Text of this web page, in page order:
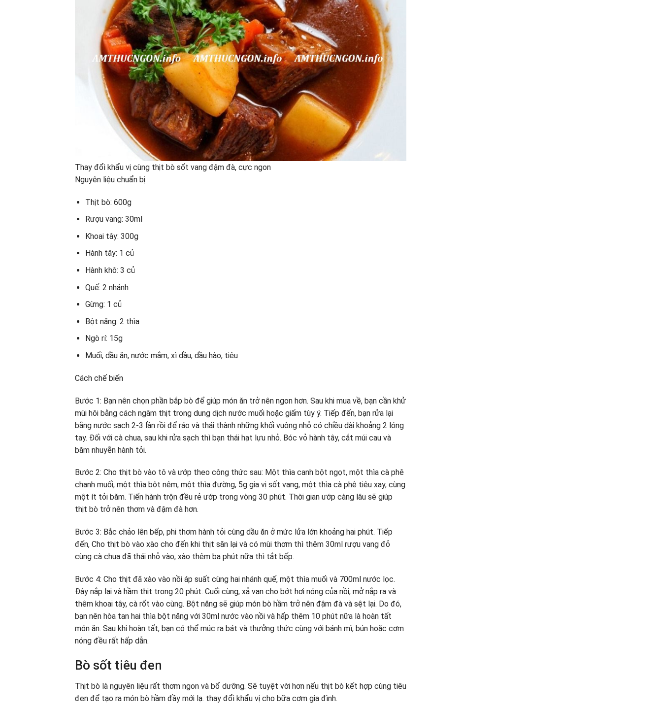
Thay đổi khẩu vị cùng thịt bò sốt vang đậm đà, cực ngon
Nguyên liệu chuẩn bị
Thịt bò: 600g
Rượu vang: 30ml
Khoai tây: 300g
Hành tây: 1 củ
Hành khô: 3 củ
Quế: 2 nhánh
Gừng: 1 củ
Bột năng: 2 thìa
Ngò rí: 15g
Muối, dầu ăn, nước mắm, xì dầu, dầu hào, tiêu
Cách chế biến
Bước 1: Bạn nên chọn phần bắp bò để giúp món ăn trở nên ngon hơn. Sau khi mua về, bạn cần khử
mùi hôi bằng cách ngâm thịt trong dung dịch nước muối hoặc giấm tùy ý. Tiếp đến, bạn rửa lại
bằng nước sạch 2-3 lần rồi để ráo và thái thành những khối vuông nhỏ có chiều dài khoảng 2 lóng
tay. Đối với cà chua, sau khi rửa sạch thì bạn thái hạt lựu nhỏ. Bóc vỏ hành tây, cắt múi cau và
băm nhuyễn hành tỏi.
Bước 2: Cho thịt bò vào tô và ướp theo công thức sau: Một thìa canh bột ngọt, một thìa cà phê
chanh muối, một thìa bột nêm, một thìa đường, 5g gia vị sốt vang, một thìa cà phê tiêu xay, cùng
một ít tỏi băm. Tiến hành trộn đều rẻ ướp trong vòng 30 phút. Thời gian ướp càng lâu sẽ giúp
thịt bò trở nên thơm và đậm đà hơn.
Bước 3: Bắc chảo lên bếp, phi thơm hành tỏi cùng dầu ăn ở mức lửa lớn khoảng hai phút. Tiếp
đến, Cho thịt bò vào xào cho đến khi thịt săn lại và có mùi thơm thì thêm 30ml rượu vang đỏ
cùng cà chua đã thái nhỏ vào, xào thêm ba phút nữa thì tắt bếp.
Bước 4: Cho thịt đã xào vào nồi áp suất cùng hai nhánh quế, một thìa muối và 700ml nước lọc.
Đậy nắp lại và hầm thịt trong 20 phút. Cuối cùng, xả van cho bớt hơi nóng của nồi, mở nắp ra và
thêm khoai tây, cà rốt vào cùng. Bột năng sẽ giúp món bò hầm trở nên đậm đà và sệt lại. Do đó,
bạn nên hòa tan hai thìa bột năng với 30ml nước vào nồi và hấp thêm 10 phút nữa là hoàn tất
món ăn. Sau khi hoàn tất, bạn có thể múc ra bát và thưởng thức cùng với bánh mì, bún hoặc cơm
nóng đều rất hấp dẫn.
Bò sốt tiêu đen
Thịt bò là nguyên liệu rất thơm ngon và bổ dưỡng. Sẽ tuyệt vời hơn nếu thịt bò kết hợp cùng tiêu
đen để tạo ra món bò hầm đầy mới lạ. thay đổi khẩu vị cho bữa cơm gia đình.